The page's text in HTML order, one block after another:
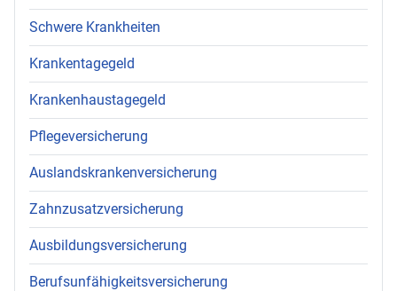
Schwere Krankheiten
Krankentagegeld
Krankenhaustagegeld
Pflegeversicherung
Auslandskrankenversicherung
Zahnzusatzversicherung
Ausbildungsversicherung
Berufsunfähigkeitsversicherung